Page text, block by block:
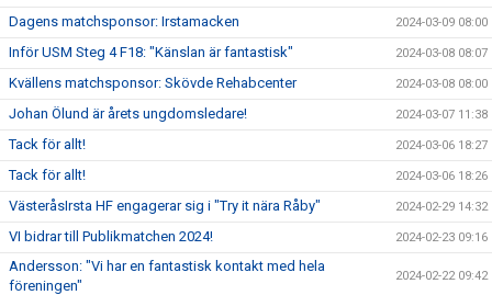
Dagens matchsponsor: Irstamacken 2024-03-09 08:00
Inför USM Steg 4 F18: "Känslan är fantastisk" 2024-03-08 08:07
Kvällens matchsponsor: Skövde Rehabcenter 2024-03-08 08:00
Johan Ölund är årets ungdomsledare! 2024-03-07 11:38
Tack för allt! 2024-03-06 18:27
Tack för allt! 2024-03-06 18:26
VästeråsIrsta HF engagerar sig i "Try it nära Råby" 2024-02-29 14:32
VI bidrar till Publikmatchen 2024! 2024-02-23 09:16
Andersson: "Vi har en fantastisk kontakt med hela
föreningen"
2024-02-22 09:42